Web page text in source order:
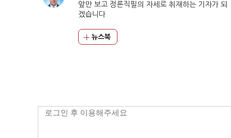
앞만 보고 정론직필의 자세로 취재하는 기자가 되
겠습니다
뉴스북